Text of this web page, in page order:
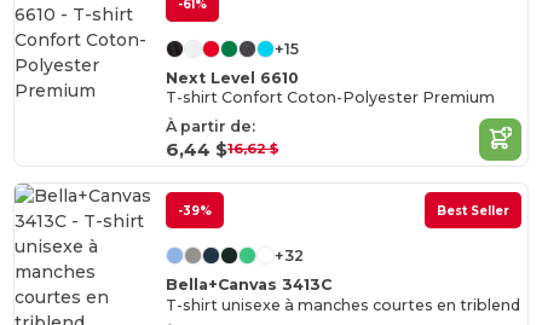
-61%
+15
Next Level 6610
T-shirt Confort Coton-Polyester Premium
À partir de:
6,44 $16,62 $
-39% Best Seller
+32
Bella+Canvas 3413C
T-shirt unisexe à manches courtes en triblend